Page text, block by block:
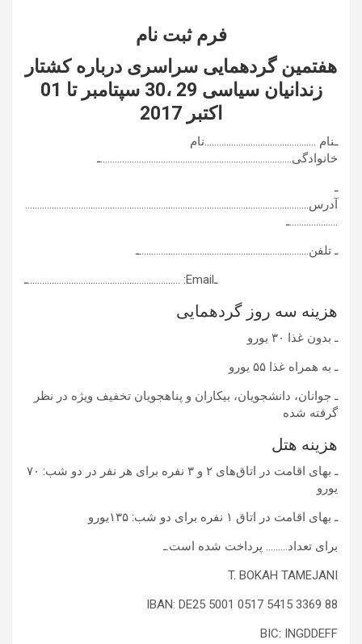
فرم ثبت نام
هفتمین گردهمایی سراسری درباره کشتار
زندانیان سیاسی 29 ،30 سپتامبر تا 01
اکتبر 2017
ـنام ……………………………………….نام
خانوادگی…………………………………………………………………….ـ
ـ
آدرس………………………………………………………………………………………………………
………………..ـ
ـ تلفن…………………………………………………………….ـ
ـEmail: ………………………………………………………ـ
هزینه سه روز گردهمایی
ـ بدون غذا ۳۰ یورو
ـ به همراه غذا ۵۵ یورو
ـ جوانان، دانشجویان، بیکاران و پناهجویان تخفیف ویژه در نظر
گرفته شده
هزینه هتل
ـ بهای اقامت در اتاق‌های ۲ و ۳ نفره برای هر نفر در دو شب: ۷۰
یورو
ـ بهای اقامت در اتاق‌ ۱ نفره برای دو شب: ۱۳۵یورو
برای تعداد……… پرداخت شده است.ـ
T. BOKAH TAMEJANI
IBAN: DE25 5001 0517 5415 3369 88
BIC: INGDDEFF